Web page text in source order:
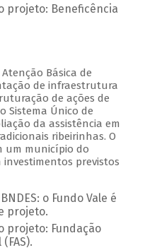
projeto: Beneficência
Básica de
de infraestrutura
de ações de
Sistema Único de
da assistência em
ribeirinhas. O
um município do
investimentos previstos
o Fundo Vale é
projeto.
projeto: Fundação